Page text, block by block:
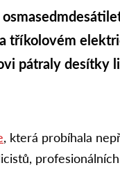
tříkolovém
pátraly desítky
, která probíhala